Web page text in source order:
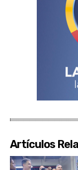
Artículos